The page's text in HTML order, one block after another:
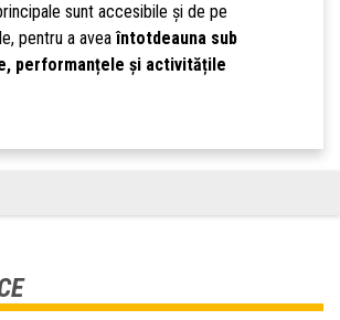
sunt accesibile și de pe
pentru a aveaîntotdeauna sub
performanțele și activitățile